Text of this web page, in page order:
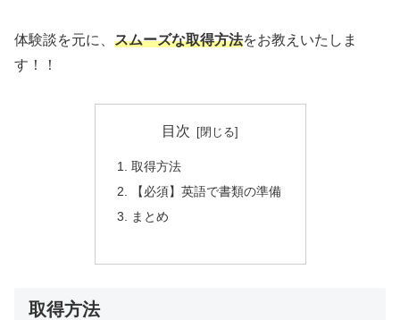
体験談を元に、 スムーズな取得方法をお教えいたしま
す！！
目次
取得方法
【必須】英語で書類の準備
まとめ
取得方法